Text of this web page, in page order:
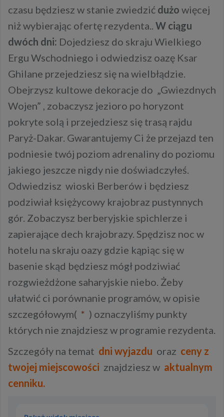
czasu będziesz w stanie zwiedzić dużo więcej
niż wybierając ofertę rezydenta.. W ciągu
dwóch dni: Dojedziesz do skraju Wielkiego
Ergu Wschodniego i odwiedzisz oazę Ksar
Ghilane przejedziesz się na wielbłądzie.
Obejrzysz kultowe dekoracje do „Gwiezdnych
Wojen” , zobaczysz jezioro po horyzont
pokryte solą i przejedziesz się trasą rajdu
Paryż-Dakar. Gwarantujemy Ci że przejazd ten
podniesie twój poziom adrenaliny do poziomu
jakiego jeszcze nigdy nie doświadczyłeś.
Odwiedzisz wioski Berberów i będziesz
podziwiał księżycowy krajobraz pustynnych
gór. Zobaczysz berberyjskie spichlerze i
zapierające dech krajobrazy. Spędzisz noc w
hotelu na skraju oazy gdzie kąpiąc się w
basenie skąd będziesz mógł podziwiać
rozgwieżdżone saharyjskie niebo. Żeby
ułatwić ci porównanie programów, w opisie
szczegółowym( * ) oznaczyliśmy punkty
których nie znajdziesz w programie rezydenta.
Szczegóły na temat dni wyjazdu oraz ceny z
twojej miejscowości znajdziesz w aktualnym
cenniku.